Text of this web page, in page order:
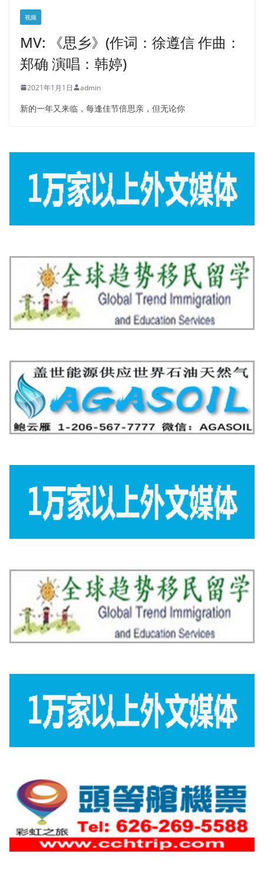
视频
MV: 《思乡》(作词：徐遵信 作曲：
郑确 演唱：韩婷)
2021年1月1日 admin
新的一年又来临，每逢佳节倍思亲，但无论你